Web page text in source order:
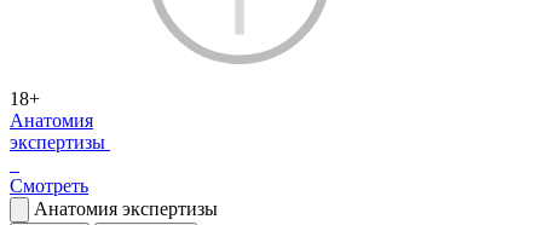
18+
Анатомия
экспертизы
Смотреть
Анатомия экспертизы